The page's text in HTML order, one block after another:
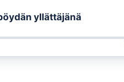
yllättäjänä